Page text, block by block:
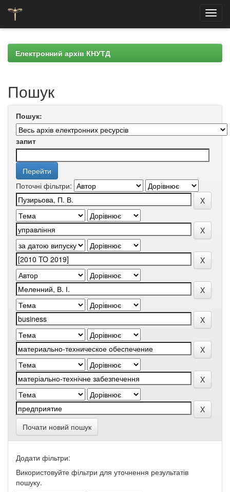
navigationЕлектронний архів КНУТД
Пошук
Пошук:
запит
Поточні фільтри:
Почати новий пошук
Додати фільтри:
Використовуйте фільтри для уточнення результатів
пошуку.